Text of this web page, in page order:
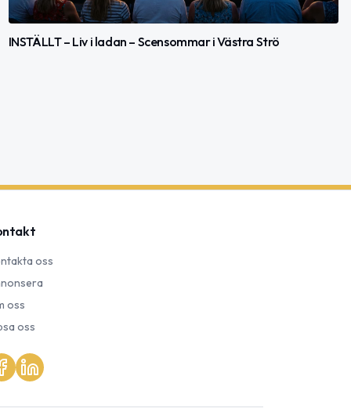
INSTÄLLT – Liv i ladan – Scensommar i Västra Strö
oss
oss
oss